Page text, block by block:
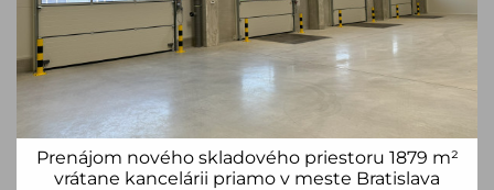
Prenájom nového skladového priestoru 1879 m²
vrátane kancelárii priamo v meste Bratislava